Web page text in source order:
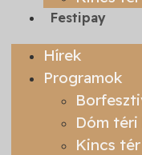
Festipay
Hírek
Programok
Dóm téri
Kincs tér